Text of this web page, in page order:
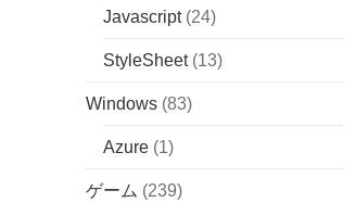
Javascript(24)
StyleSheet(13)
Windows (83)
Azure (1)
ゲーム (239)